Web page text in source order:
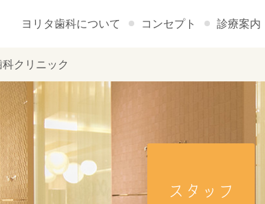
ヨリタ歯科について コンセプト 診療案内
クリニック
スタッフ